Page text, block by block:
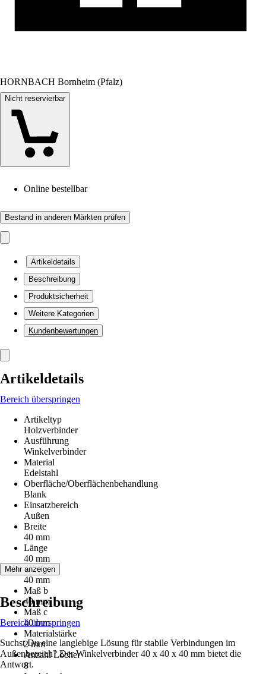
HORNBACH Bornheim (Pfalz)
Nicht reservierbar
Online bestellbar
Bestand in anderen Märkten prüfen
Artikeldetails
Beschreibung
Produktsicherheit
Weitere Kategorien
Kundenbewertungen
Artikeldetails
Bereich überspringen
Artikeltyp
Holzverbinder
Ausführung
Winkelverbinder
Material
Edelstahl
Oberfläche/Oberflächenbehandlung
Blank
Einsatzbereich
Außen
Breite
40 mm
Länge
40 mm
Maß a
40 mm
Maß b
40 mm
Maß c
40 mm
Materialstärke
2 mm
Anzahl Löcher
8
Mehr anzeigen
Beschreibung
Bereich überspringen
Suchst Du eine langlebige Lösung für stabile Verbindungen im
Außenbereich? Der Winkelverbinder 40 x 40 x 40 mm bietet die
Antwort.